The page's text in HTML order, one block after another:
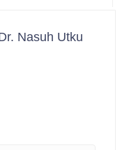
Nasuh Utku